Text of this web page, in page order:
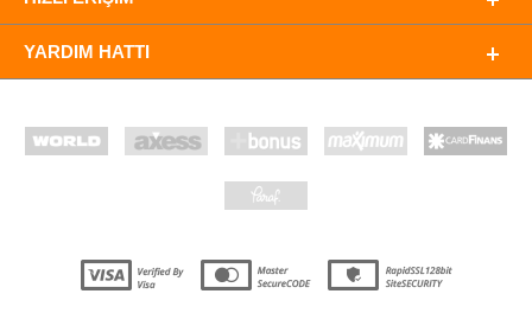
YARDIM HATTI